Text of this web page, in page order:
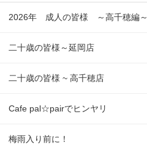
2026年 成人の皆様 ～高千穂編～
二十歳の皆様～延岡店
二十歳の皆様 ~ 高千穂店
Cafe pal☆pairでヒンヤリ
梅雨入り前に！